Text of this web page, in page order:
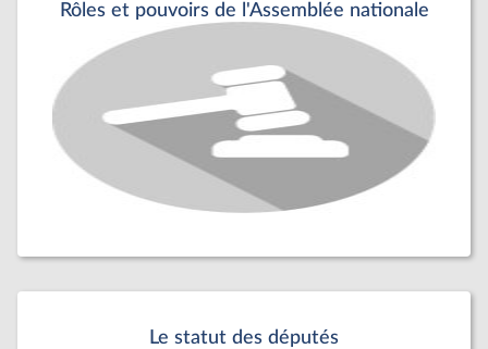
Rôles et pouvoirs de l'Assemblée nationale
Le statut des députés